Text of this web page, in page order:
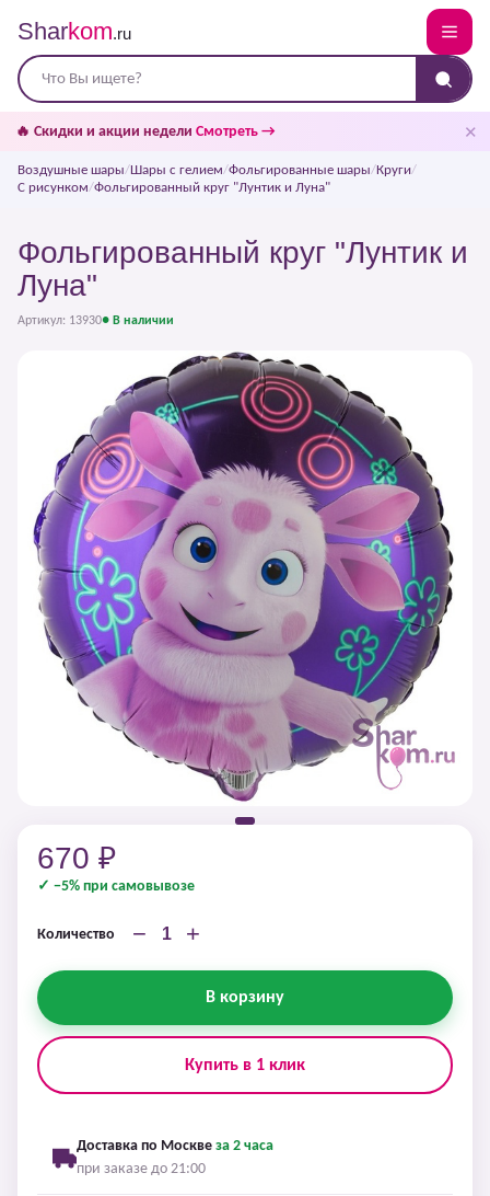
Sharkom.ru
🔥 Скидки и акции недели Смотреть → ✕
Воздушные шары/Шары с гелием/Фольгированные шары/Круги/
С рисунком/Фольгированный круг "Лунтик и Луна"
Фольгированный круг "Лунтик и
Луна"
Артикул: 13930● В наличии
670 ₽
✓ −5% при самовывозе
Количество − +
В корзину
Купить в 1 клик
Доставка по Москве за 2 часа
при заказе до 21:00